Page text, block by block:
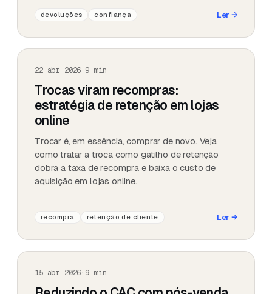
devoluções confiança Ler→
22 abr 2026 · 9min
Trocas viram recompras:
estratégia de retenção em lojas
online
Trocar é, em essência, comprar de novo. Veja
como tratar a troca como gatilho de retenção
dobra a taxa de recompra e baixa o custo de
aquisição em lojas online.
recompra retenção de cliente Ler→
15 abr 2026 · 9min